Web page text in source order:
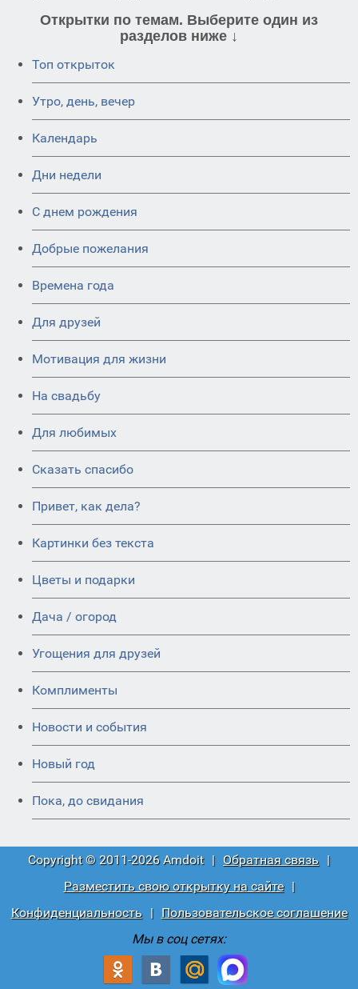
Открытки по темам. Выберите один из
разделов ниже ↓
Топ открыток
Утро, день, вечер
Календарь
Дни недели
C днем рождения
Добрые пожелания
Времена года
Для друзей
Мотивация для жизни
На свадьбу
Для любимых
Сказать спасибо
Привет, как дела?
Картинки без текста
Цветы и подарки
Дача / огород
Угощения для друзей
Комплименты
Новости и события
Новый год
Пока, до свидания
Copyright © 2011-2026 Amdoit | Обратная связь |
Разместить свою открытку на сайте
|
Конфиденциальность
|
Пользовательское соглашение
Мы в соц сетях: